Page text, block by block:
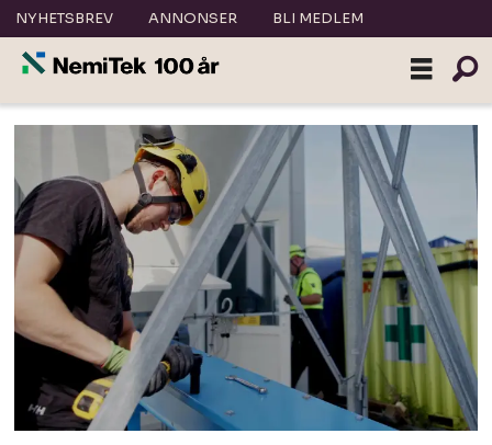
NYHETSBREV ANNONSER BLI MEDLEM
Tag:
kompetanseheving